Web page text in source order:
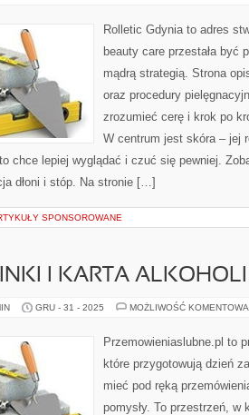
Rolletic Gdynia to adres
beauty care przestała być
mądrą strategią. Strona
oraz procedury
zrozumieć cerę i krok po
W centrum jest skóra – jej
chce lepiej wyglądać i czuć się pewniej.
dłoni i stóp. Na stronie […]
SPONSOROWANE
I KARTA ALKOHOLI
GRU - 31 - 2025 MOŻLIWOŚĆ
Przemowieniaslubne.pl to
które przygotowują dzień
mieć pod ręką
pomysły. To przestrzeń, w